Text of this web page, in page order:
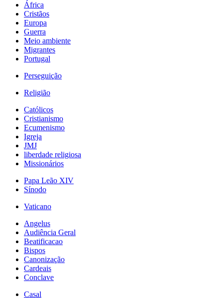
África
Cristãos
Europa
Guerra
Meio ambiente
Migrantes
Portugal
Perseguição
Religião
Católicos
Cristianismo
Ecumenismo
Igreja
JMJ
liberdade religiosa
Missionários
Papa Leão XIV
Sínodo
Vaticano
Angelus
Audiência Geral
Beatificacao
Bispos
Canonização
Cardeais
Conclave
Casal